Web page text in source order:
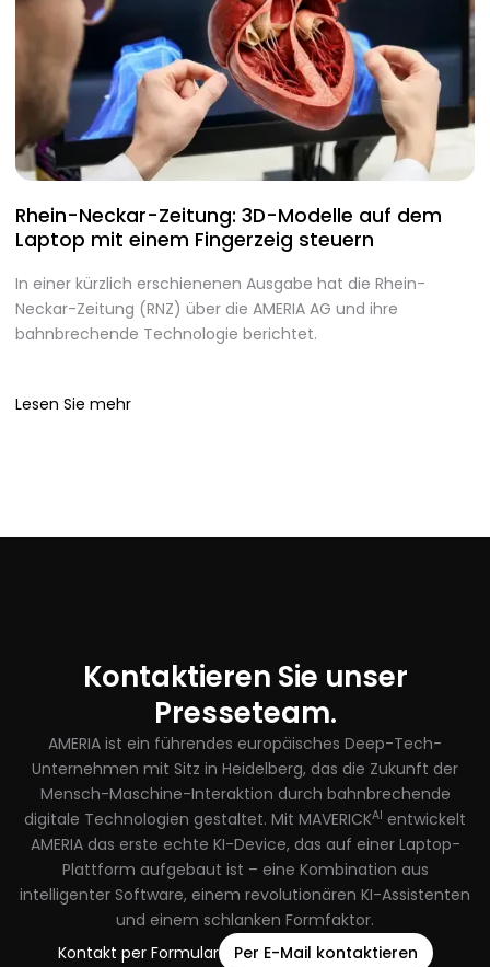
Rhein-Neckar-Zeitung: 3D-Modelle auf dem
Laptop mit einem Fingerzeig steuern
In einer kürzlich erschienenen Ausgabe hat die Rhein-
Neckar-Zeitung (RNZ) über die AMERIA AG und ihre
bahnbrechende Technologie berichtet.
Lesen Sie mehr
Kontaktieren Sie unser
Presseteam.
AMERIA ist ein führendes europäisches Deep-Tech-
Unternehmen mit Sitz in Heidelberg, das die Zukunft der
Mensch-Maschine-Interaktion durch bahnbrechende
digitale Technologien gestaltet. Mit MAVERICKAI entwickelt
AMERIA das erste echte KI-Device, das auf einer Laptop-
Plattform aufgebaut ist – eine Kombination aus
intelligenter Software, einem revolutionären KI-Assistenten
und einem schlanken Formfaktor.
Kontakt per Formular
Per E-Mail kontaktieren